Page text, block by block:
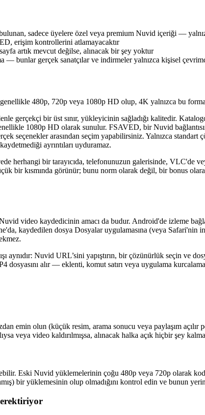
sadece üyelere özel veya premium Nuvid içeriği —
erişim kontrollerini atlamayacaktır
artık mevcut değilse, alınacak bir şey yoktur
bunlar gerçek sanatçılar ve indirmeler yalnızca kişisel
480p, 720p veya 1080p HD olup, 4K yalnızca bu
gerçekçi bir üst sınır, yükleyicinin sağladığı kalitedir.
1080p HD olarak sunulur. FSAVED, bir Nuvid
seçenekler arasından seçim yapabilirsiniz. Yalnızca
ayrıntıları uyduramaz.
herhangi bir tarayıcıda, telefonunuzun galerisinde,
bir kısmında görünür; bunu norm olarak değil, bir bonus
video kaydedicinin amacı da budur. Android'de izleme
kaydedilen dosya Dosyalar uygulamasına (veya
aynıdır: Nuvid URL’sini yapıştırın, bir çözünürlük seçin ve
dosyasını alır — eklenti, komut satırı veya uygulama
emin olun (küçük resim, arama sonucu veya paylaşım açılır
veya video kaldırılmışsa, alınacak halka açık hiçbir şey
Eski Nuvid yüklemelerinin çoğu 480p veya 720p olarak
bir yüklemesinin olup olmadığını kontrol edin ve bunun